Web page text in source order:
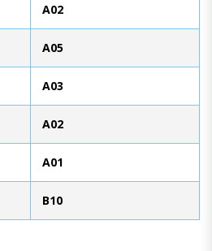
A02
A05
A03
A02
A01
B10